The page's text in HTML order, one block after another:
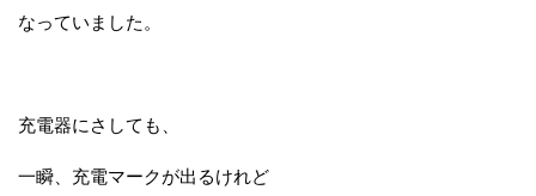
なっていました。
充電器にさしても、
一瞬、充電マークが出るけれど